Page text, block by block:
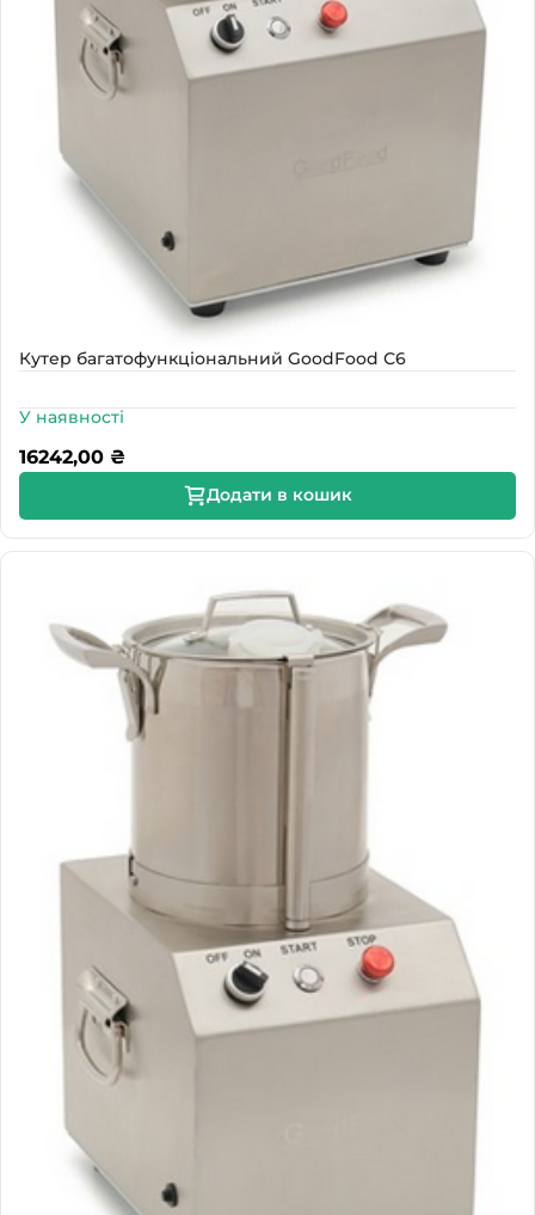
Кутер багатофункціональний GoodFood С6
У наявності
16242,00 ₴
Додати в кошик